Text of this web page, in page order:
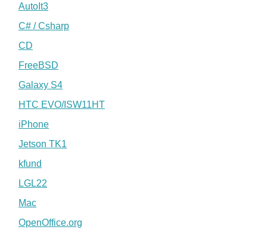
AutoIt3
C# / Csharp
CD
FreeBSD
Galaxy S4
HTC EVO/ISW11HT
iPhone
Jetson TK1
kfund
LGL22
Mac
OpenOffice.org